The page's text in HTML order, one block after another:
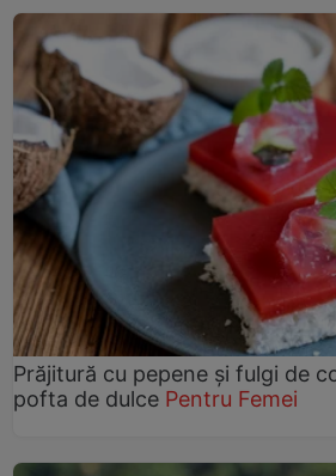
Prăjitură cu pepene şi fulgi de
pofta de dulce Pentru Femei